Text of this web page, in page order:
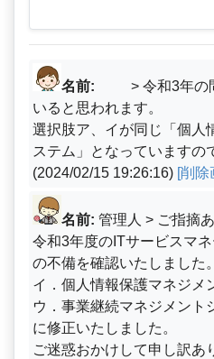
名前:
> 令和3年の問
いると思われます。
選択肢ア、イが同じ「個人
ステム」となっていますの
(2024/02/15 19:26:16) [削除
名前: 管理人 > ご指摘
令和3年度のITサービスマ
の不備を確認いたしました。
イ．個人情報保護マネジメ
ウ．事業継続マネジメント
に修正いたしました。
ご迷惑おかけして申し訳あ